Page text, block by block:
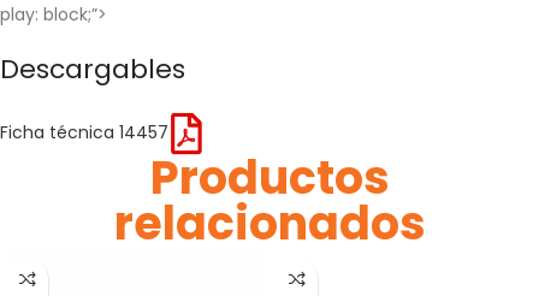
play: block;”>
Descargables
Ficha técnica 14457
Productos
relacionados